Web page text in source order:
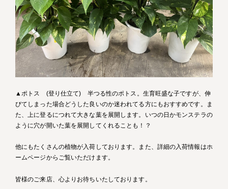
▲ポトス (登り仕立て) 半つる性のポトス。生育旺盛な子ですが、伸
びてしまった場合どうした良いのか迷われてる方にもおすすめです。ま
た、上に登るにつれて大きな葉を展開します。いつの日かモンステラの
ように穴が開いた葉を展開してくれることも！？
他にもたくさんの植物が入荷しております。また、詳細の入荷情報はホ
ームページからご覧いただけます。
皆様のご来店、心よりお待ちいたしております。